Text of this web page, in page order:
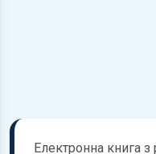
Електронна книга